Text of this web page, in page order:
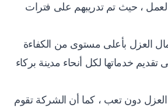
، حيث تم تدريبهم على فترات
العزل بأعلى مستوى من الكفاءة
خدماتها لكل أنحاء مدينة بركاء
العزل دون تعب ، كما أن الشركة تقوم